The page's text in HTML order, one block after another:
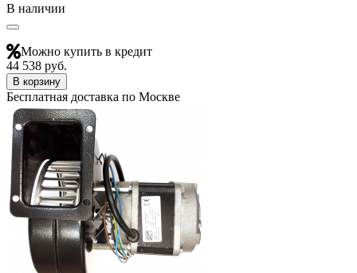
В наличии
Можно купить в кредит
44 538 руб.
В корзину
Бесплатная доставка по Москве